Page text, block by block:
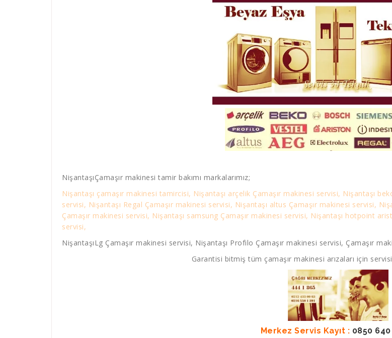
NişantaşıÇamaşır makinesi tamir bakımı markalarımız;
Nişantaşı çamaşır makinesi tamircisi, Nişantaşı arçelik Çamaşır makinesi servisi, Nişantaşı
servisi, Nişantaşı Regal Çamaşır makinesi servisi, Nişantaşı altus Çamaşır makinesi servisi,
Çamaşır makinesi servisi, Nişantaşı samsung Çamaşır makinesi servisi, Nişantaşı hotpoint
servisi,
NişantaşıLg Çamaşır makinesi servisi, Nişantaşı Profilo Çamaşır makinesi servisi, Çamaşır
Garantisi bitmiş tüm çamaşır makinesi arızaları için
Merkez Servis Kayıt : 0850